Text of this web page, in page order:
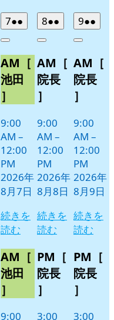
72026
年
月
7
日
●●
件
イ
ベ
ト)
Close
AM［
池田
］
9:00
AM –
12:00
PM
2026年
8月7日
続きを
読む
AM［
池田
］
9:00
82026
年
月
8
日
●●
件
イ
ベ
Close
AM［
院長
］
9:00
AM –
12:00
PM
2026年
8月8日
続きを
読む
PM［
院長
］
3:00
92026
年
月
9
日
●●
件
イ
ベ
Close
AM［
院長
］
9:00
AM –
12:00
PM
2026年
8月9日
続きを
読む
PM［
院長
］
3:00